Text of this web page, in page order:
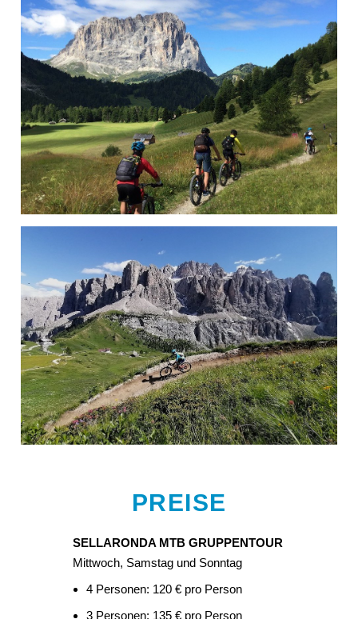
PREISE
SELLARONDA MTB GRUPPENTOUR
Mittwoch, Samstag und Sonntag
4 Personen: 120 € pro Person
3 Personen: 135 € pro Person